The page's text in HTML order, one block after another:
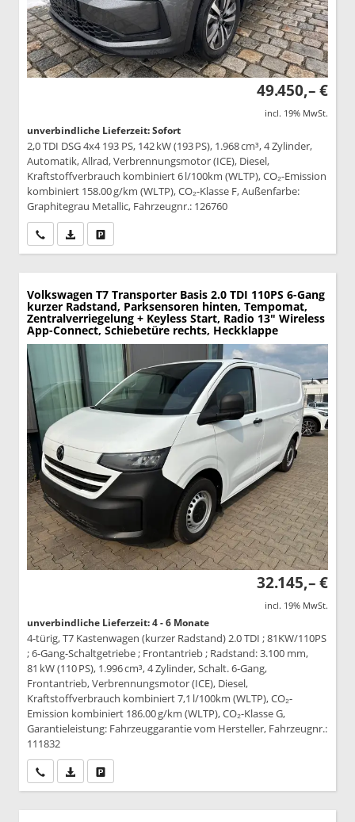
49.450,– €
incl. 19% MwSt.
unverbindliche Lieferzeit: Sofort
2,0 TDI DSG 4x4 193 PS, 142 kW (193 PS), 1.968 cm³, 4 Zylinder,
Automatik, Allrad, Verbrennungsmotor (ICE), Diesel,
Kraftstoffverbrauch kombiniert 6 l/100km (WLTP), CO₂-Emission
kombiniert 158.00 g/km (WLTP), CO₂-Klasse F, Außenfarbe:
Graphitegrau Metallic, Fahrzeugnr.: 126760
Wir rufen Sie anPDF-Datei, Fahrzeugexposé drucken
Volkswagen T7 Transporter Basis 2.0 TDI 110PS 6-Gang
kurzer Radstand, Parksensoren hinten, Tempomat,
Zentralverriegelung + Keyless Start, Radio 13" Wireless
App-Connect, Schiebetüre rechts, Heckklappe
32.145,– €
incl. 19% MwSt.
unverbindliche Lieferzeit: 4 - 6 Monate
4-türig, T7 Kastenwagen (kurzer Radstand) 2.0 TDI ; 81KW/110PS
; 6-Gang-Schaltgetriebe ; Frontantrieb ; Radstand: 3.100 mm,
81 kW (110 PS), 1.996 cm³, 4 Zylinder, Schalt. 6-Gang,
Frontantrieb, Verbrennungsmotor (ICE), Diesel,
Kraftstoffverbrauch kombiniert 7,1 l/100km (WLTP), CO₂-
Emission kombiniert 186.00 g/km (WLTP), CO₂-Klasse G,
Garantieleistung: Fahrzeuggarantie vom Hersteller, Fahrzeugnr.:
111832
Wir rufen Sie anPDF-Datei, Fahrzeugexposé drucken